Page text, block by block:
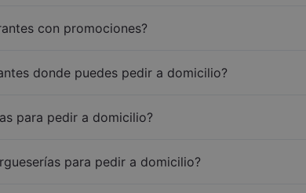
con promociones?
donde puedes pedir a domicilio?
para pedir a domicilio?
para pedir a domicilio?